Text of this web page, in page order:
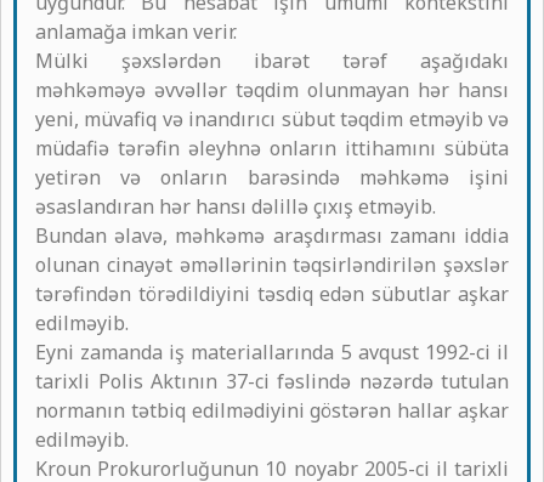
anlamağa imkan verir.
Mülki şəxslərdən ibarət tərəf aşağıdakı
məhkəməyə əvvəllər təqdim olunmayan hər hansı
yeni, müvafiq və inandırıcı sübut təqdim etməyib və
müdafiə tərəfin əleyhnə onların ittihamını sübüta
yetirən və onların barəsində məhkəmə işini
əsaslandıran hər hansı dəlillə çıxış etməyib.
Bundan əlavə, məhkəmə araşdırması zamanı iddia
olunan cinayət əməllərinin təqsirləndirilən şəxslər
tərəfindən törədildiyini təsdiq edən sübutlar aşkar
edilməyib.
Eyni zamanda iş materiallarında 5 avqust 1992-ci il
tarixli Polis Aktının 37-ci fəslində nəzərdə tutulan
normanın tətbiq edilmədiyini göstərən hallar aşkar
edilməyib.
Kroun Prokurorluğunun 10 noyabr 2005-ci il tarixli